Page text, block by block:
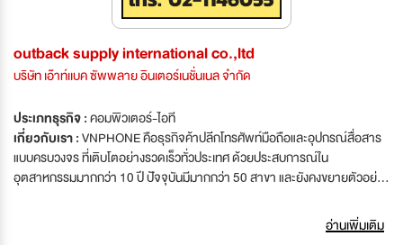
outback supply international co.,ltd
บริษัท เอ๊าท์เเบค ซัพพลาย อินเตอร์เนชั่นเนล จำกัด
ประเภทธุรกิจ :คอมพิวเตอร์-ไอที
เกี่ยวกับเรา :VNPHONE คือธุรกิจค้าปลีกโทรศัพท์มือถือและอุปกรณ์สื่อสาร
แบบครบวงจร ที่เติบโตอย่างรวดเร็วทั่วประเทศ ด้วยประสบการณ์ใน
อุตสาหกรรมมากกว่า 10 ปี ปัจจุบันมีมากกว่า 50 สาขา และยังคงขยายตัวอย่าง
บริการให้คำปรึกษาอย่างมืออาชีพ เพื่อให้ลูกค้าสามารถเข้าถึงสมาร์ตโฟนรุ่น
อ่านเพิ่มเติม